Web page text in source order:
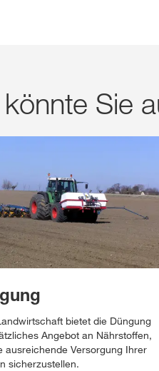
Sie
bietet die Düngung
Angebot an Nährstoffen,
ausreichende Versorgung Ihrer
sicherzustellen.